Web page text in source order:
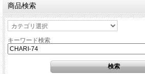
商品検索
キーワード検索